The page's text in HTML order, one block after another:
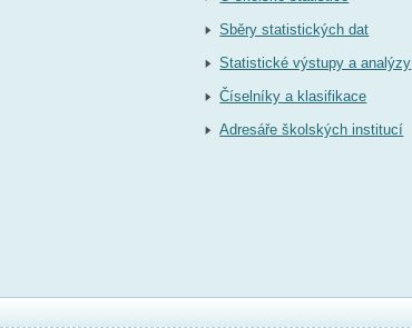
Sběry statistických dat
Statistické výstupy a analýzy
Číselníky a klasifikace
Adresáře školských institucí